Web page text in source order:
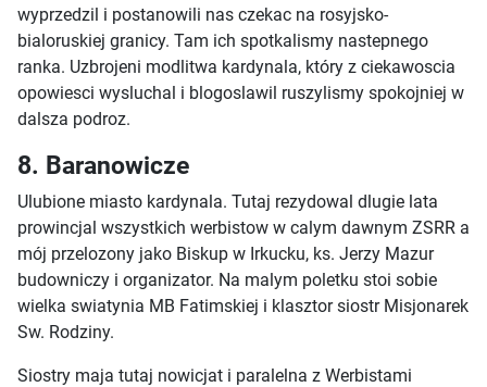
wyprzedzil i postanowili nas czekac na rosyjsko-
bialoruskiej granicy. Tam ich spotkalismy nastepnego
ranka. Uzbrojeni modlitwa kardynala, który z ciekawoscia
opowiesci wysluchal i blogoslawil ruszylismy spokojniej w
dalsza podroz.
8. Baranowicze
Ulubione miasto kardynala. Tutaj rezydowal dlugie lata
prowincjal wszystkich werbistow w calym dawnym ZSRR a
mój przelozony jako Biskup w Irkucku, ks. Jerzy Mazur
budowniczy i organizator. Na malym poletku stoi sobie
wielka swiatynia MB Fatimskiej i klasztor siostr Misjonarek
Sw. Rodziny.
Siostry maja tutaj nowicjat i paralelna z Werbistami